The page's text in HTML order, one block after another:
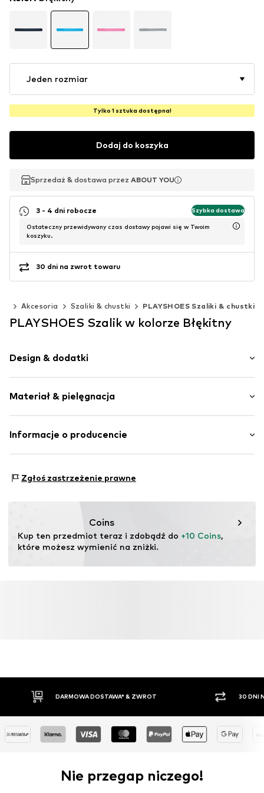
Jeden rozmiar
Tylko 1 sztuka dostępna!
Dodaj do koszyka
Sprzedaż & dostawa przez ABOUT YOU
Sprzedaż & dostawa przez ABOUT YOU
Sprzedaż & dostawa przez ABOUT YOU
3 - 4 dni robocze Szybka dostawa
Ostateczny przewidywany czas dostawy pojawi się w Twoim
koszyku.
30 dni na zwrot towaru
Akcesoria Szaliki & chustki PLAYSHOES Szaliki & chustki
PLAYSHOES Szalik w kolorze Błękitny
Design & dodatki
Polar
Proste zakończenie
Szwy w jednym odcieniu
Nr artykułu PLS0182004000001
Materiał & pielęgnacja
Materiał: 100% Poliester - PES
Informacje o producencie
72461 Albstadt
Zgłoś zastrzeżenie prawne
Coins
Kup ten przedmiot teraz i zdobądź do +10 Coins,
które możesz wymienić na zniżki.
DARMOWA DOSTAWA* & ZWROT 30 DNI
Nie przegap niczego!